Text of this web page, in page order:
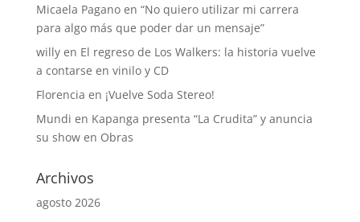
Micaela Paganoen “No quiero utilizar mi carrera
para algo más que poder dar un mensaje”
willyen El regreso de Los Walkers: la historia vuelve
a contarse en vinilo y CD
Florencia en ¡Vuelve Soda Stereo!
Mundi en Kapanga presenta “La Crudita” y anuncia
su show en Obras
Archivos
agosto 2026